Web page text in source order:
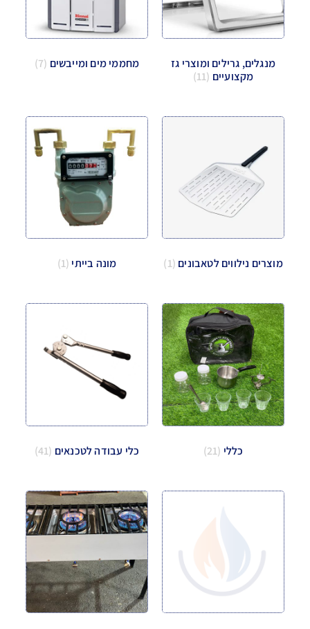
מנגלים, גרילים ומוצרי גז
מקצועיים (11)
מחממי מים ומייבשים (7)
מוצרים נילווים לטאבונים (1) מונה בייתי (1)
כללי (21) כלי עבודה לטכנאים (41)